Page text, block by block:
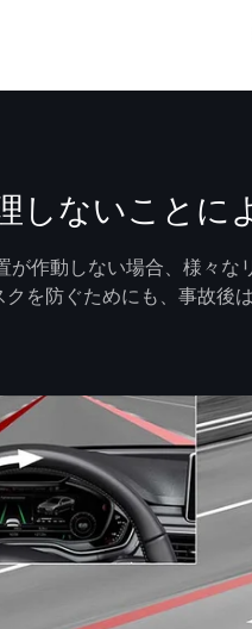
しないことに
作動しない場合、様々な
を防ぐためにも、事故後